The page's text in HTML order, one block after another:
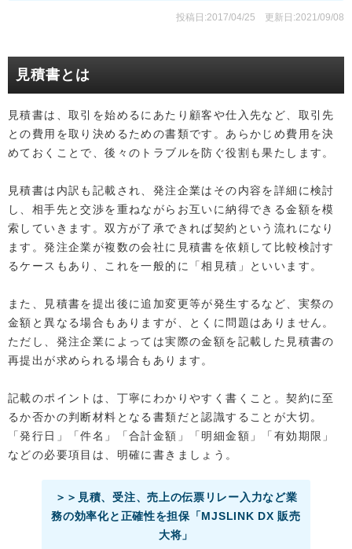
投稿日:2017/04/25 更新日:2021/09/08
見積書とは
見積書は、取引を始めるにあたり顧客や仕入先など、取引先
との費用を取り決めるための書類です。あらかじめ費用を決
めておくことで、後々のトラブルを防ぐ役割も果たします。
見積書は内訳も記載され、発注企業はその内容を詳細に検討
し、相手先と交渉を重ねながらお互いに納得できる金額を模
索していきます。双方が了承できれば契約という流れになり
ます。発注企業が複数の会社に見積書を依頼して比較検討す
るケースもあり、これを一般的に「相見積」といいます。
また、見積書を提出後に追加変更等が発生するなど、実祭の
金額と異なる場合もありますが、とくに問題はありません。
ただし、発注企業によっては実際の金額を記載した見積書の
再提出が求められる場合もあります。
記載のポイントは、丁寧にわかりやすく書くこと。契約に至
るか否かの判断材料となる書類だと認識することが大切。
「発行日」「件名」「合計金額」「明細金額」「有効期限」
などの必要項目は、明確に書きましょう。
＞＞見積、受注、売上の伝票リレー入力など業
務の効率化と正確性を担保「MJSLINK DX 販売
大将」